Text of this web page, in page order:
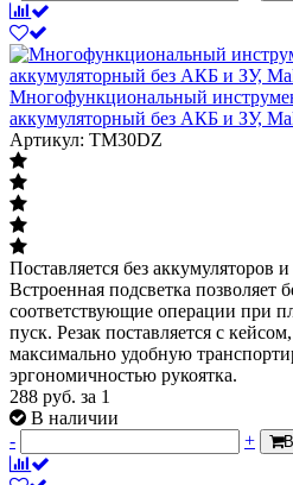
Многофункциональный
аккумуляторный без АКБ и ЗУ,
Артикул: TM30DZ
Поставляется без аккумуляторов
Встроенная подсветка позволяет
соответствующие операции при
пуск. Резак поставляется с
максимально удобную
эргономичностью рукоятка.
288 руб. за 1
В наличии
-
+